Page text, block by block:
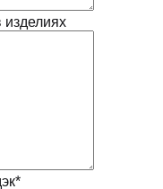
изделиях